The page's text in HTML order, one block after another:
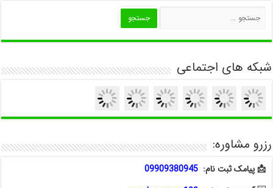
شبکه های اجتماعی
رزرو مشاوره:
📩 پیامک ثبت نام:09909380945